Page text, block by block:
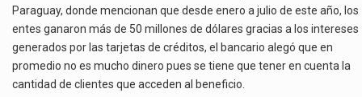
Paraguay, donde mencionan que desde enero a julio de este año, los
entes ganaron más de 50 millones de dólares gracias a los intereses
generados por las tarjetas de créditos, el bancario alegó que en
promedio no es mucho dinero pues se tiene que tener en cuenta la
cantidad de clientes que acceden al beneficio.